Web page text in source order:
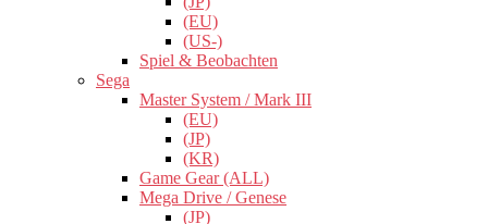
(EU)
(US-)
Spiel & Beobachten
Sega
Master System / Mark III
(EU)
(JP)
(KR)
Game Gear (ALL)
Mega Drive / Genese
(JP)